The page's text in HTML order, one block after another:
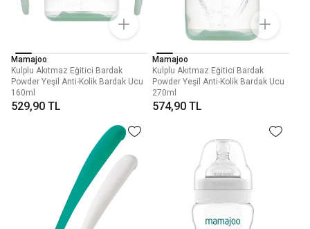
Mamajoo
Kulplu Akıtmaz Eğitici Bardak
Powder Yeşil Anti-Kolik Bardak Ucu
160ml
529,90 TL
Mamajoo
Kulplu Akıtmaz Eğitici Bardak
Powder Yeşil Anti-Kolik Bardak Ucu
270ml
574,90 TL